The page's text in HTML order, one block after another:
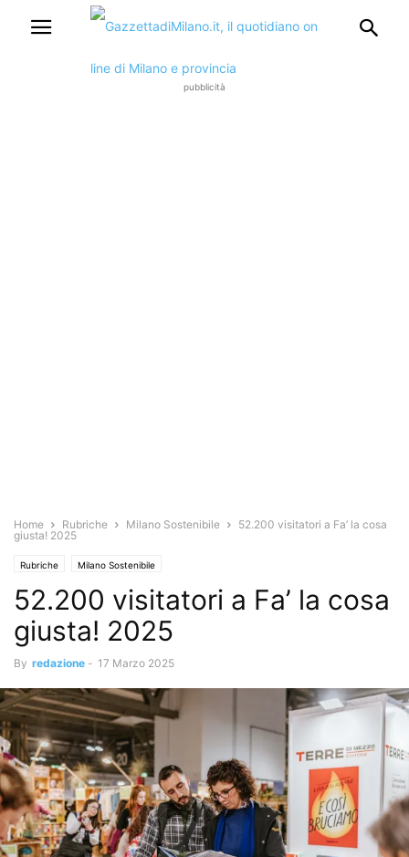
pubblicità
Home Rubriche Milano Sostenibile
52.200 visitatori a Fa’ la cosa
giusta! 2025
Rubriche Milano Sostenibile
52.200 visitatori a Fa’ la cosa
giusta! 2025
By redazione - 17 Marzo 2025